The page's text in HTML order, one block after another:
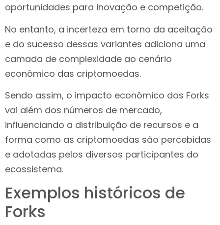
oportunidades para inovação e competição.
No entanto, a incerteza em torno da aceitação
e do sucesso dessas variantes adiciona uma
camada de complexidade ao cenário
econômico das criptomoedas.
Sendo assim, o impacto econômico dos Forks
vai além dos números de mercado,
influenciando a distribuição de recursos e a
forma como as criptomoedas são percebidas
e adotadas pelos diversos participantes do
ecossistema.
Exemplos históricos de
Forks